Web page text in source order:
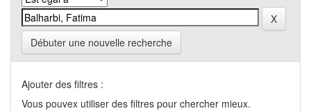
Débuter une nouvelle recherche
Ajouter des filtres :
Vous pouvex utiliser des filtres pour chercher mieux.